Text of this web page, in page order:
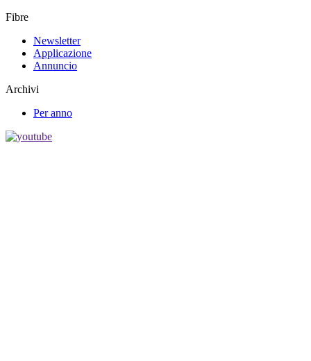
Fibre
Newsletter
Applicazione
Annuncio
Archivi
Per anno